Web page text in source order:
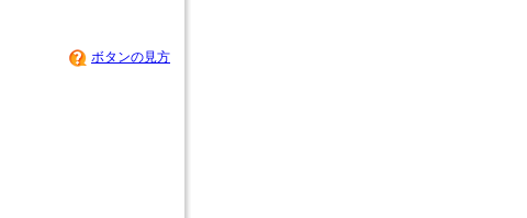
ボタンの見方